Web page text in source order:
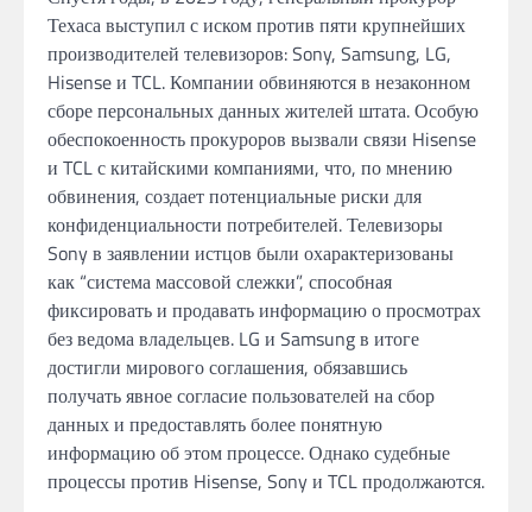
Техаса выступил с иском против пяти крупнейших
производителей телевизоров: Sony, Samsung, LG,
Hisense и TCL. Компании обвиняются в незаконном
сборе персональных данных жителей штата. Особую
обеспокоенность прокуроров вызвали связи Hisense
и TCL с китайскими компаниями, что, по мнению
обвинения, создает потенциальные риски для
конфиденциальности потребителей. Телевизоры
Sony в заявлении истцов были охарактеризованы
как “система массовой слежки”, способная
фиксировать и продавать информацию о просмотрах
без ведома владельцев. LG и Samsung в итоге
достигли мирового соглашения, обязавшись
получать явное согласие пользователей на сбор
данных и предоставлять более понятную
информацию об этом процессе. Однако судебные
процессы против Hisense, Sony и TCL продолжаются.